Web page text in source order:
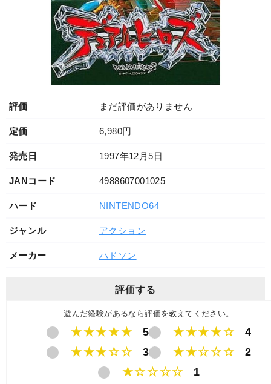
評価 まだ評価がありません
定価 6,980円
発売日 1997年12月5日
JANコード 4988607001025
ハード NINTENDO64
ジャンル アクション
メーカー ハドソン
評価する
遊んだ経験があるなら評価を教えてください。
★★★★★ 5 ★★★★☆
4
★★★☆☆
3 ★★☆☆☆
2
★☆☆☆☆
1